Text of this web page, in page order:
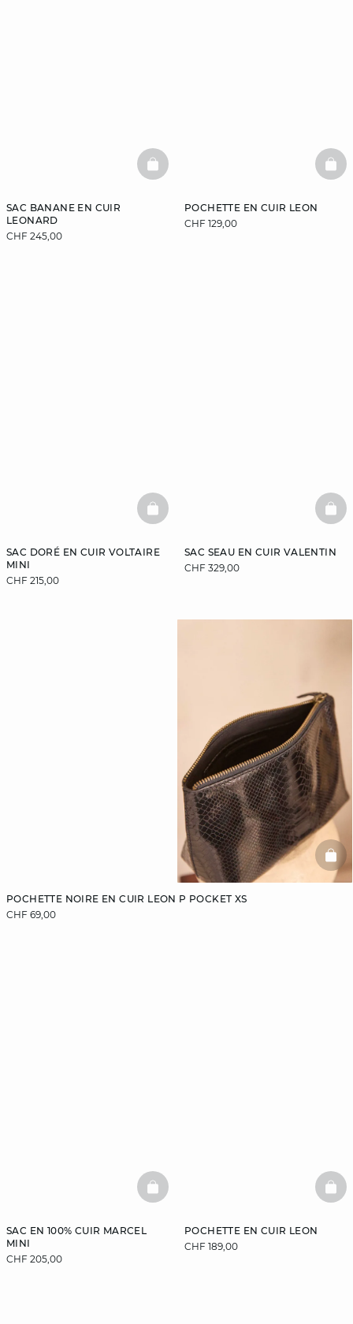
SAC BANANE EN CUIR
LEONARD
CHF 245,00
BASKETFULL
POCHETTE EN CUIR LEON
CHF 129,00
SAC DORÉ EN CUIR VOLTAIRE
MINI
CHF 215,00
BASKETFULL
SAC SEAU EN CUIR VALENTIN
CHF 329,00
POCHETTE NOIRE EN CUIR LEON P POCKET XS
CHF 69,00
SAC EN 100% CUIR MARCEL
MINI
CHF 205,00
BASKETFULL
POCHETTE EN CUIR LEON
CHF 189,00